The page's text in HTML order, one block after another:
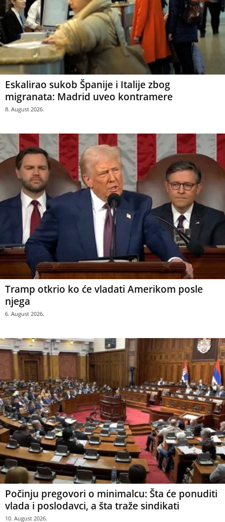
Eskalirao sukob Španije i Italije zbog
migranata: Madrid uveo kontramere
8. August 2026.
Tramp otkrio ko će vladati Amerikom posle
njega
6. August 2026.
Počinju pregovori o minimalcu: Šta će ponuditi
vlada i poslodavci, a šta traže sindikati
10. August 2026.